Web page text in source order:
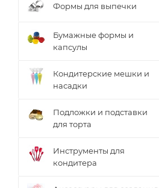
Формы для выпечки
Бумажные формы и
капсулы
Кондитерские мешки и
насадки
Подложки и подставки
для торта
Инструменты для
кондитера